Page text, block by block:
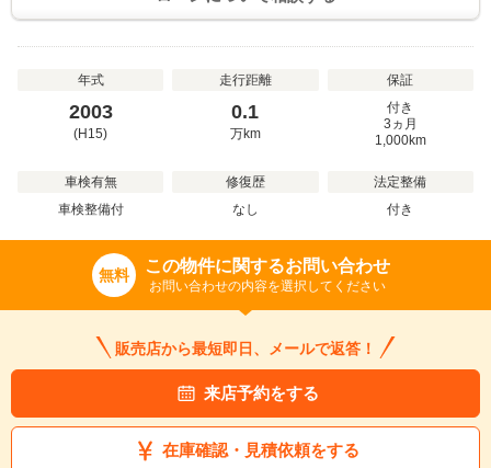
年式
2003
(H15)
走行距離
0.1
万km
保証
付き
3ヵ月
1,000km
車検有無
車検整備付
修復歴
なし
法定整備
付き
無料 この物件に関するお問い合わせ
お問い合わせの内容を選択してください
販売店から最短即日、メールで返答！
来店予約をする
在庫確認・見積依頼をする